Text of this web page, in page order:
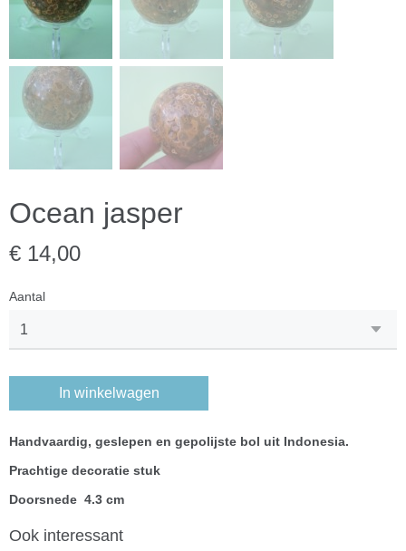
Ocean jasper
€ 14,00
Aantal
In winkelwagen
Handvaardig, geslepen en gepolijste bol uit Indonesia.
Prachtige decoratie stuk
Doorsnede 4.3 cm
Ook interessant